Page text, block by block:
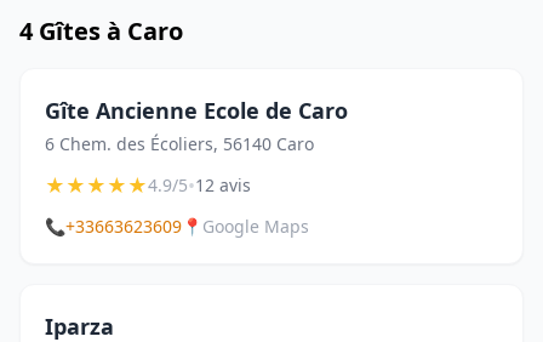
4 Gîtes à Caro
Gîte Ancienne Ecole de Caro
6 Chem. des Écoliers, 56140 Caro
★★★★★4.9/5•12 avis
📞+33663623609 📍 Google Maps
Iparza